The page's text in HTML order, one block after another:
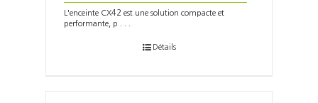
L'enceinte CX42 est une solution compacte et
performante, p . . .
Détails